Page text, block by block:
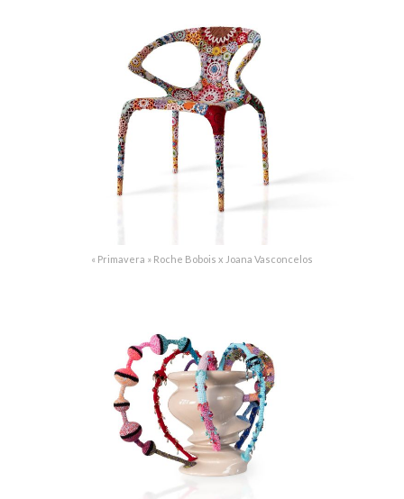
« Primavera » Roche Bobois x Joana Vasconcelos